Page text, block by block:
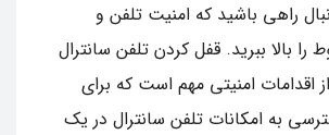
راهی باشید که امنیت تلفن و
بالا ببرید. قفل کردن تلفن سانترال
اقدامات امنیتی مهم است که برای
به امکانات تلفن سانترال در یک